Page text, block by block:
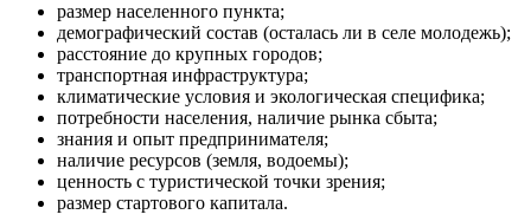
размер населенного пункта;
демографический состав (осталась ли в селе молодежь);
расстояние до крупных городов;
транспортная инфраструктура;
климатические условия и экологическая специфика;
потребности населения, наличие рынка сбыта;
знания и опыт предпринимателя;
наличие ресурсов (земля, водоемы);
ценность с туристической точки зрения;
размер стартового капитала.